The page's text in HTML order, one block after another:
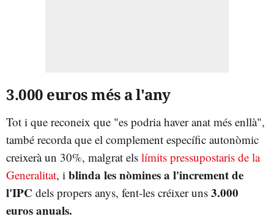
3.000 euros més a l'any
Tot i que reconeix que "es podria haver anat més enllà",
també recorda que el complement específic autonòmic
creixerà un 30%, malgrat els límits pressupostaris de la
Generalitat, i blinda les nòmines a l'increment de
l'IPC dels propers anys, fent-les créixer uns 3.000
euros anuals.